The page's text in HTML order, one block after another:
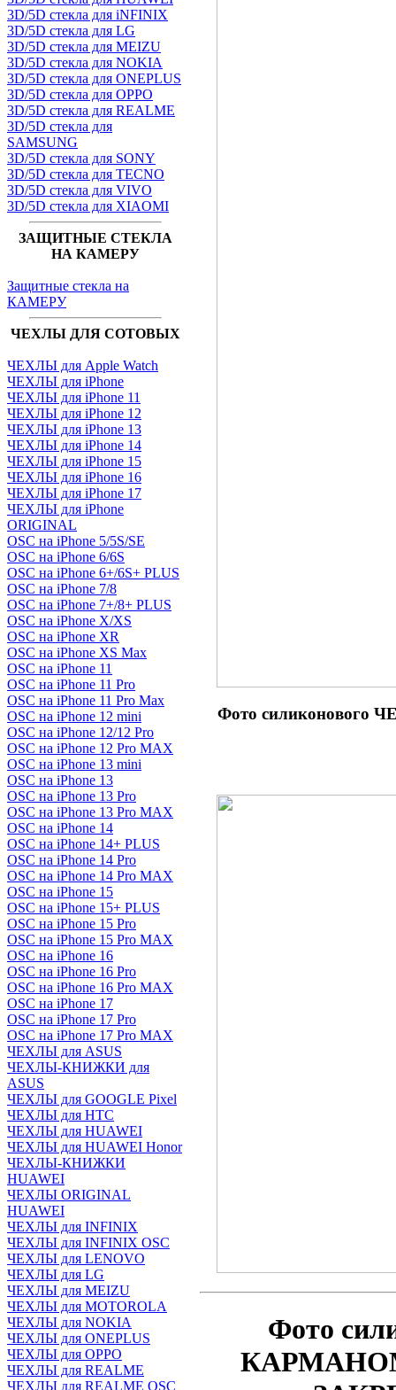
3D/5D стекла для iNFINIX
3D/5D стекла для LG
3D/5D стекла для MEIZU
3D/5D стекла для NOKIA
3D/5D стекла для ONEPLUS
3D/5D стекла для OPPO
3D/5D стекла для REALME
3D/5D стекла для
SAMSUNG
3D/5D стекла для SONY
3D/5D стекла для TECNO
3D/5D стекла для VIVO
3D/5D стекла для XIAOMI
ЗАЩИТНЫЕ СТЕКЛА
НА КАМЕРУ
Защитные стекла на
КАМЕРУ
ЧЕХЛЫ ДЛЯ СОТОВЫХ
ЧЕХЛЫ для Apple Watch
ЧЕХЛЫ для iPhone
ЧЕХЛЫ для iPhone 11
ЧЕХЛЫ для iPhone 12
ЧЕХЛЫ для iPhone 13
ЧЕХЛЫ для iPhone 14
ЧЕХЛЫ для iPhone 15
ЧЕХЛЫ для iPhone 16
ЧЕХЛЫ для iPhone 17
ЧЕХЛЫ для iPhone
ORIGINAL
OSC на iPhone 5/5S/SE
OSC на iPhone 6/6S
OSC на iPhone 6+/6S+ PLUS
OSC на iPhone 7/8
OSC на iPhone 7+/8+ PLUS
OSC на iPhone X/XS
OSC на iPhone XR
OSC на iPhone XS Max
OSC на iPhone 11
OSC на iPhone 11 Pro
OSC на iPhone 11 Pro Max
OSC на iPhone 12 mini
OSC на iPhone 12/12 Pro
OSC на iPhone 12 Pro MAX
OSC на iPhone 13 mini
OSC на iPhone 13
OSC на iPhone 13 Pro
OSC на iPhone 13 Pro MAX
OSC на iPhone 14
OSC на iPhone 14+ PLUS
OSC на iPhone 14 Pro
OSC на iPhone 14 Pro MAX
OSC на iPhone 15
OSC на iPhone 15+ PLUS
OSC на iPhone 15 Pro
OSC на iPhone 15 Pro MAX
OSC на iPhone 16
OSC на iPhone 16 Pro
OSC на iPhone 16 Pro MAX
OSC на iPhone 17
OSC на iPhone 17 Pro
OSC на iPhone 17 Pro MAX
ЧЕХЛЫ для ASUS
ЧЕХЛЫ-КНИЖКИ для
ASUS
ЧЕХЛЫ для GOOGLE Pixel
ЧЕХЛЫ для HTC
ЧЕХЛЫ для HUAWEI
ЧЕХЛЫ для HUAWEI Honor
ЧЕХЛЫ-КНИЖКИ
HUAWEI
ЧЕХЛЫ ORIGINAL
HUAWEI
ЧЕХЛЫ для INFINIX
ЧЕХЛЫ для INFINIX OSC
ЧЕХЛЫ для LENOVO
ЧЕХЛЫ для LG
ЧЕХЛЫ для MEIZU
ЧЕХЛЫ для MOTOROLA
ЧЕХЛЫ для NOKIA
ЧЕХЛЫ для ONEPLUS
ЧЕХЛЫ для OPPO
ЧЕХЛЫ для REALME
ЧЕХЛЫ для REALME OSC
Фото
Фото
КАРМАНОМ